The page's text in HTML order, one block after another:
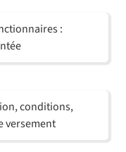
:
conditions,
versement